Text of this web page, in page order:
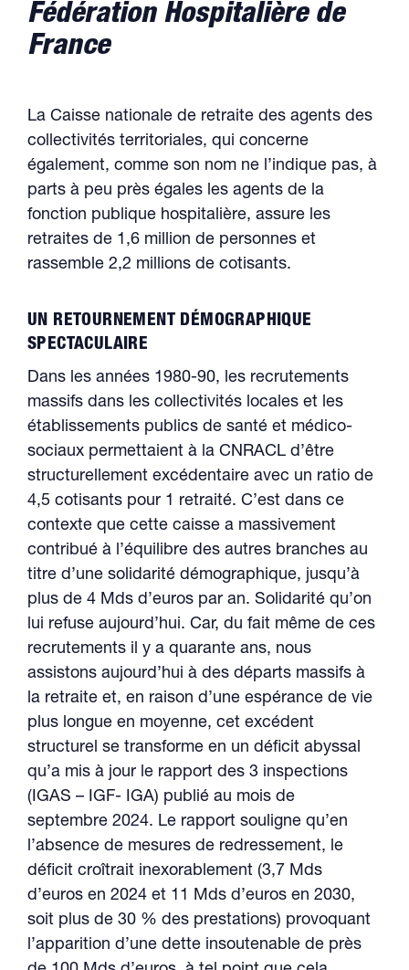
Fédération Hospitalière de
France
La Caisse nationale de retraite des agents des
collectivités territoriales, qui concerne
également, comme son nom ne l’indique pas, à
parts à peu près égales les agents de la
fonction publique hospitalière, assure les
retraites de 1,6 million de personnes et
rassemble 2,2 millions de cotisants.
UN RETOURNEMENT DÉMOGRAPHIQUE
SPECTACULAIRE
Dans les années 1980-90, les recrutements
massifs dans les collectivités locales et les
établissements publics de santé et médico-
sociaux permettaient à la CNRACL d’être
structurellement excédentaire avec un ratio de
4,5 cotisants pour 1 retraité. C’est dans ce
contexte que cette caisse a massivement
contribué à l’équilibre des autres branches au
titre d’une solidarité démographique, jusqu’à
plus de 4 Mds d’euros par an. Solidarité qu’on
lui refuse aujourd’hui. Car, du fait même de ces
recrutements il y a quarante ans, nous
assistons aujourd’hui à des départs massifs à
la retraite et, en raison d’une espérance de vie
plus longue en moyenne, cet excédent
structurel se transforme en un déficit abyssal
qu’a mis à jour le rapport des 3 inspections
(IGAS – IGF- IGA) publié au mois de
septembre 2024. Le rapport souligne qu’en
l’absence de mesures de redressement, le
déficit croîtrait inexorablement (3,7 Mds
d’euros en 2024 et 11 Mds d’euros en 2030,
soit plus de 30 % des prestations) provoquant
l’apparition d’une dette insoutenable de près